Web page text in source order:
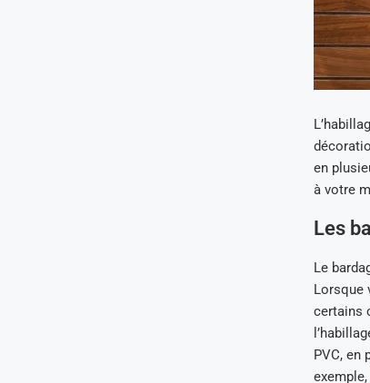
en
à votre
Les
Le
Lorsque
certains
PVC, en
exemple,